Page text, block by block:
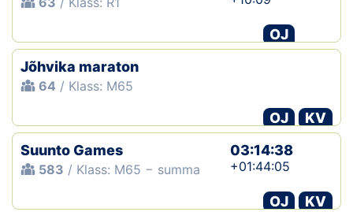
OJ
Jõhvika maraton
64 / Klass: M65
OJ
KV
Suunto Games
583 / Klass: M65 − summa
03:14:38
+01:44:05
OJ KV